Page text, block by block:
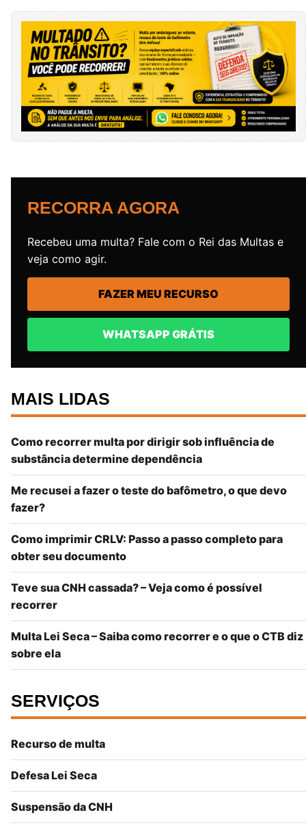
RECORRA AGORA
Recebeu uma multa? Fale com o Rei das Multas e
veja como agir.
FAZER MEU RECURSO
WHATSAPP GRÁTIS
MAIS LIDAS
Como recorrer multa por dirigir sob influência de
substância determine dependência
Me recusei a fazer o teste do bafômetro, o que devo
fazer?
Como imprimir CRLV: Passo a passo completo para
obter seu documento
Teve sua CNH cassada? – Veja como é possível
recorrer
Multa Lei Seca – Saiba como recorrer e o que o CTB diz
sobre ela
SERVIÇOS
Recurso de multa
Defesa Lei Seca
Suspensão da CNH